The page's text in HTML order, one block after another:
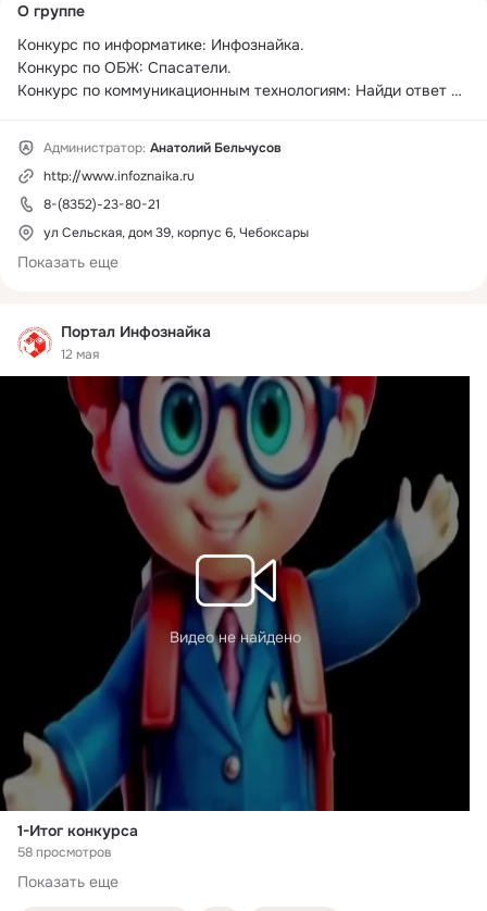
Портал Инфознайка
12 мая
Видео не найдено
1-Итог конкурса
58 просмотров
Показать еще
колонка
О группе
Конкурс по информатике: Инфознайка.
Конкурс по ОБЖ: Спасатели.
Конкурс по коммуникационным технологиям: Найди ответ в
Конкурс по обществознанию: Соционет
Конкурс по программированию: Инфознайка-Профи.
Повышение квалификации учителей по курсу "Решение
нестандартных задач по информатике"
Конференция "Интернет технологии в образовании".
Администратор: Анатолий Бельчусов
http://www.infoznaika.ru
8-(8352)-23-80-21
ул Сельская, дом 39, корпус 6, Чебоксары
Показать еще